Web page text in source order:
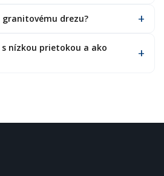
drezu?
nízkou prietokou a ako